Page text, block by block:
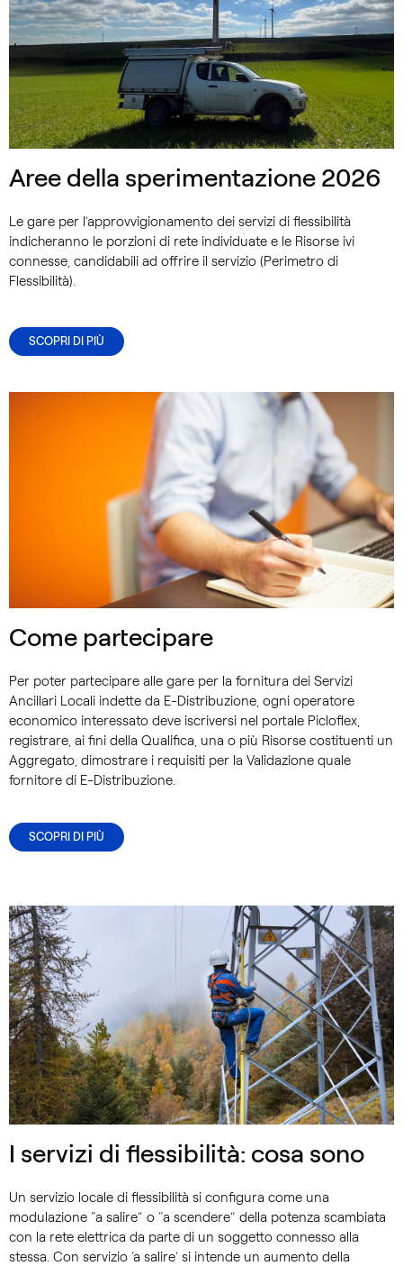
Aree della sperimentazione 2026
Le gare per l’approvvigionamento dei servizi di flessibilità
indicheranno le porzioni di rete individuate e le Risorse ivi
connesse, candidabili ad offrire il servizio (Perimetro di
Flessibilità).
SCOPRI DI PIÙ
Come partecipare
Per poter partecipare alle gare per la fornitura dei Servizi
Ancillari Locali indette da E-Distribuzione, ogni operatore
economico interessato deve iscriversi nel portale Picloflex,
registrare, ai fini della Qualifica, una o più Risorse costituenti un
Aggregato, dimostrare i requisiti per la Validazione quale
fornitore di E-Distribuzione.
SCOPRI DI PIÙ
I servizi di flessibilità: cosa sono
Un servizio locale di flessibilità si configura come una
modulazione “a salire” o “a scendere” della potenza scambiata
con la rete elettrica da parte di un soggetto connesso alla
stessa. Con servizio ‘a salire’ si intende un aumento della